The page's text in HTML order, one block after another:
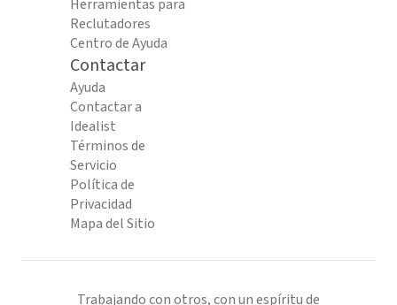
Herramientas para
Reclutadores
Centro de Ayuda
Contactar
Ayuda
Contactar a
Idealist
Términos de
Servicio
Política de
Privacidad
Mapa del Sitio
Trabajando con otros, con un espíritu de